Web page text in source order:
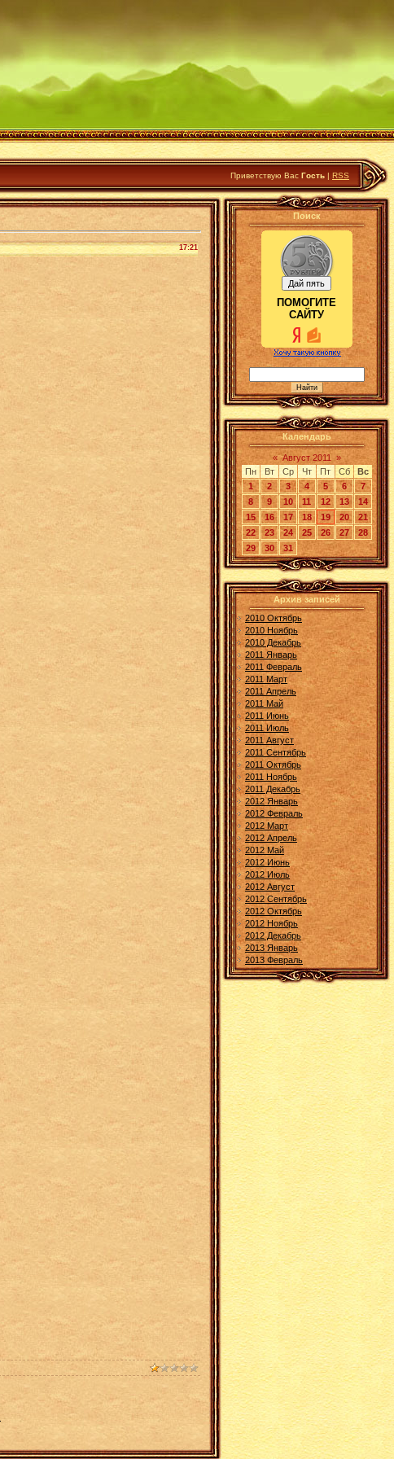
Приветствую Вас Гость | RSS
17:21
Поиск
ПОМОГИТЕ
САЙТУ
Календарь
« Август 2011 »
Пн
Вт Ср Чт Пт Сб
Вс
1
2 3 4 5 6
7
8
9 10 11 12 13
14
15
16 17 18 19 20
21
22
23 24 25 26 27
28
29
30 31
Архив записей
2010 Октябрь
2010 Ноябрь
2010 Декабрь
2011 Январь
2011 Февраль
2011 Март
2011 Апрель
2011 Май
2011 Июнь
2011 Июль
2011 Август
2011 Сентябрь
2011 Октябрь
2011 Ноябрь
2011 Декабрь
2012 Январь
2012 Февраль
2012 Март
2012 Апрель
2012 Май
2012 Июнь
2012 Июль
2012 Август
2012 Сентябрь
2012 Октябрь
2012 Ноябрь
2012 Декабрь
2013 Январь
2013 Февраль